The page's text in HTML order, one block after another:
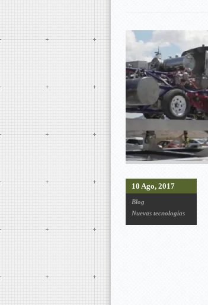
10 Ago, 2017
Blog
Nuevas tecnologías